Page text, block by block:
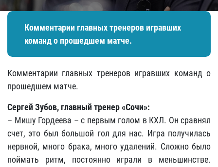
Комментарии главных тренеров игравших
команд о прошедшем матче.
Комментарии главных тренеров игравших команд о
прошедшем матче.
Сергей Зубов, главный тренер «Сочи»:
– Мишу Гордеева – с первым голом в КХЛ. Он сравнял
счет, это был большой гол для нас. Игра получилась
нервной, много брака, много удалений. Сложно было
поймать ритм, постоянно играли в меньшинстве.